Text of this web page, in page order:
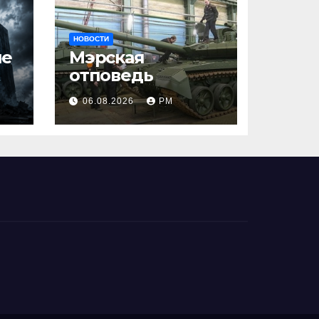
НОВОСТИ
Мэрская
отповедь
06.08.2026 РМ